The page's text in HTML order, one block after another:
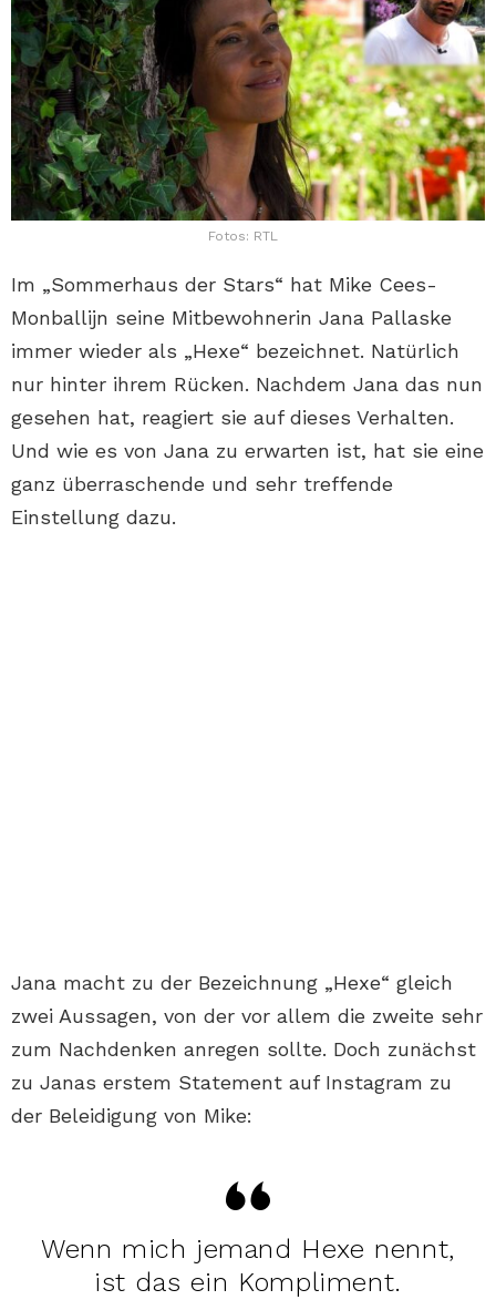
Fotos: RTL
Im „Sommerhaus der Stars“ hat Mike Cees-
Monballijn seine Mitbewohnerin Jana Pallaske
immer wieder als „Hexe“ bezeichnet. Natürlich
nur hinter ihrem Rücken. Nachdem Jana das nun
gesehen hat, reagiert sie auf dieses Verhalten.
Und wie es von Jana zu erwarten ist, hat sie eine
ganz überraschende und sehr treffende
Einstellung dazu.
Jana macht zu der Bezeichnung „Hexe“ gleich
zwei Aussagen, von der vor allem die zweite sehr
zum Nachdenken anregen sollte. Doch zunächst
zu Janas erstem Statement auf Instagram zu
der Beleidigung von Mike:
Wenn mich jemand Hexe nennt,
ist das ein Kompliment.